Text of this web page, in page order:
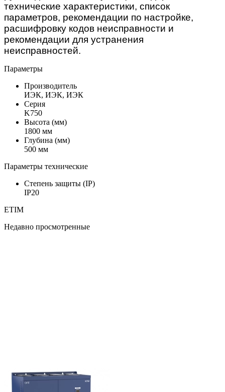
технические характеристики, список
параметров, рекомендации по настройке,
расшифровку кодов неисправности и
рекомендации для устранения
неисправностей.
Параметры
Производитель
ИЭК, ИЭК, ИЭК
Серия
K750
Высота (мм)
1800 мм
Глубина (мм)
500 мм
Параметры технические
Степень защиты (IP)
IP20
ETIM
Недавно просмотренные